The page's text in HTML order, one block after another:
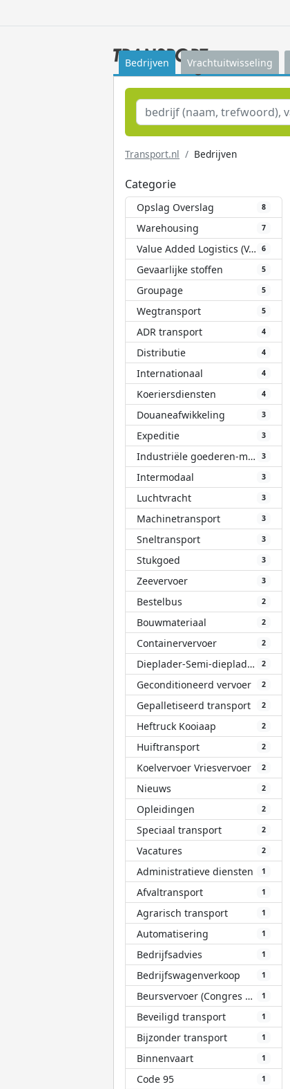
Bedrijven Vrachtuitwisseling
Transport.nl Bedrijven
Categorie
Opslag Overslag 8
Warehousing 7
Value Added Logistics (VAL) 6
Gevaarlijke stoffen 5
Groupage 5
Wegtransport 5
ADR transport 4
Distributie 4
Internationaal 4
Koeriersdiensten 4
Douaneafwikkeling 3
Expeditie 3
Industriële goederen-materialen 3
Intermodaal 3
Luchtvracht 3
Machinetransport 3
Sneltransport 3
Stukgoed 3
Zeevervoer 3
Bestelbus 2
Bouwmateriaal 2
Containervervoer 2
Dieplader-Semi-dieplader 2
Geconditioneerd vervoer 2
Gepalletiseerd transport 2
Heftruck Kooiaap 2
Huiftransport 2
Koelvervoer Vriesvervoer 2
Nieuws 2
Opleidingen 2
Speciaal transport 2
Vacatures 2
Administratieve diensten 1
Afvaltransport 1
Agrarisch transport 1
Automatisering 1
Bedrijfsadvies 1
Bedrijfswagenverkoop 1
Beursvervoer (Congres Evenement) 1
Beveiligd transport 1
Bijzonder transport 1
Binnenvaart 1
Code 95 1